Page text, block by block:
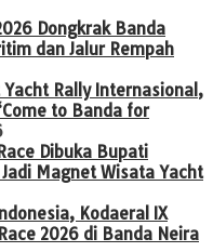
Dongkrak Banda
dan Jalur Rempah
Yacht Rally Internasional,
to Banda for
Dibuka Bupati
Magnet Wisata Yacht
Kodaeral IX
2026 di Banda Neira